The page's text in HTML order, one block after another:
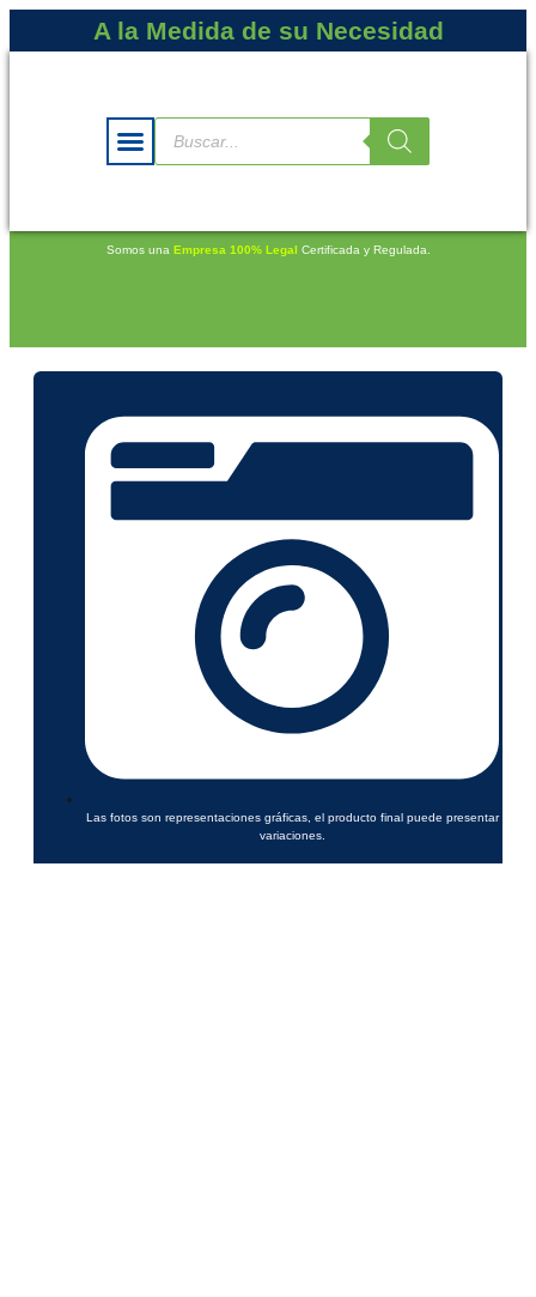
A la Medida de su Necesidad
Somos una Empresa 100% Legal Certificada y Regulada.
Las fotos son representaciones gráficas, el producto final puede presentar
variaciones.